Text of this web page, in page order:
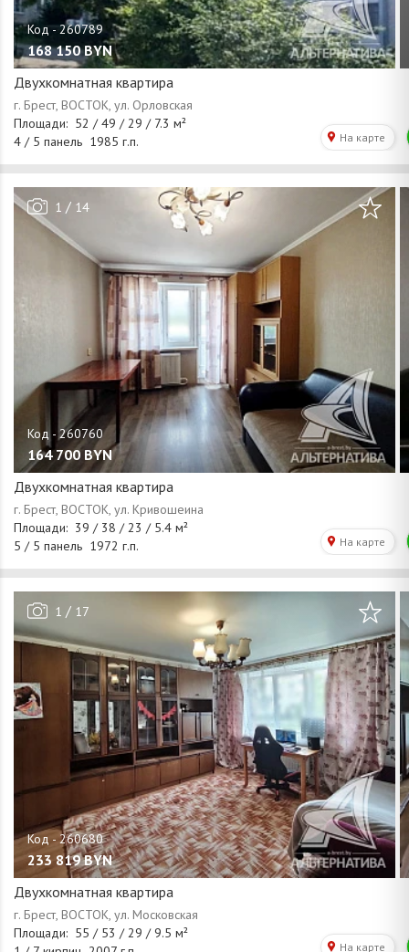
168 150 BYN
Двухкомнатная квартира
1 / 14
164 700 BYN
Двухкомнатная квартира
1 / 17
233 819 BYN
Двухкомнатная квартира